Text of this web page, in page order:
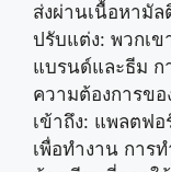
ส่งผ่านเนื้อหามัล
ปรับแต่ง: พวกเ
แบรนด์และธีม ก
ความต้องการข
เข้าถึง: แพลตฟอ
เพื่อทำงาน การ